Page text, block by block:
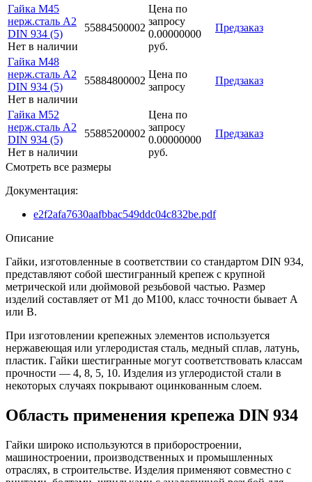
Гайка M45
нерж.сталь A2
DIN 934 (5)
Нет в наличии
55884500002
Цена по
запросу
0.00000000
руб.
Предзаказ
Гайка M48
нерж.сталь A2
DIN 934 (5)
Нет в наличии
55884800002
Цена по
запросу
Предзаказ
Гайка M52
нерж.сталь A2
DIN 934 (5)
Нет в наличии
55885200002
Цена по
запросу
0.00000000
руб.
Предзаказ
Смотреть все размеры
Документация:
e2f2afa7630aafbbac549ddc04c832be.pdf
Описание
Гайки, изготовленные в соответствии со стандартом DIN 934,
представляют собой шестигранный крепеж с крупной
метрической или дюймовой резьбовой частью. Размер
изделий составляет от М1 до М100, класс точности бывает А
или В.
При изготовлении крепежных элементов используется
нержавеющая или углеродистая сталь, медный сплав, латунь,
пластик. Гайки шестигранные могут соответствовать классам
прочности — 4, 8, 5, 10. Изделия из углеродистой стали в
некоторых случаях покрывают оцинкованным слоем.
Область применения крепежа DIN 934
Гайки широко используются в приборостроении,
машиностроении, производственных и промышленных
отраслях, в строительстве. Изделия применяют совместно с